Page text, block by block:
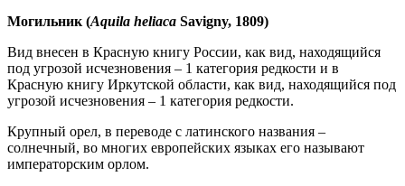
Могильник (Aquila heliaca Savigny, 1809)
Вид внесен в Красную книгу России, как вид, находящийся
под угрозой исчезновения – 1 категория редкости и в
Красную книгу Иркутской области, как вид, находящийся под
угрозой исчезновения – 1 категория редкости.
Крупный орел, в переводе с латинского названия –
солнечный, во многих европейских языках его называют
императорским орлом.